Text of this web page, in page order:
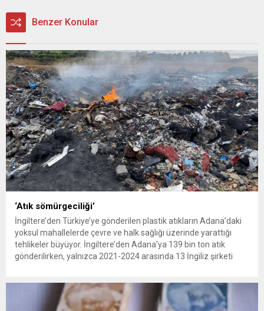
Benzer Konular
‘Atık sömürgeciliği’
İngiltere’den Türkiye’ye gönderilen plastik atıkların Adana’daki
yoksul mahallelerde çevre ve halk sağlığı üzerinde yarattığı
tehlikeler büyüyor. İngiltere’den Adana’ya 139 bin ton atık
gönderilirken, yalnızca 2021-2024 arasında 13 İngiliz şirketi
edilirken çiftçiler hava, su...